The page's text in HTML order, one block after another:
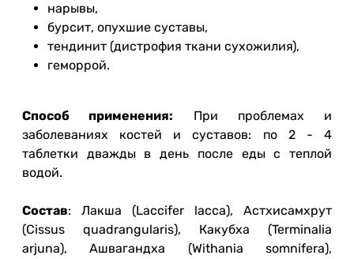
нарывы,
бурсит, опухшие суставы,
тендинит (дистрофия ткани сухожилия),
геморрой.
Способ применения: При проблемах и
заболеваниях костей и суставов: по 2 - 4
таблетки дважды в день после еды с теплой
водой.
Состав: Лакша (Laccifer lacca), Астхисамхрут
(Cissus quadrangularis), Какубха (Terminalia
arjuna), Ашвагандха (Withania somnifera),